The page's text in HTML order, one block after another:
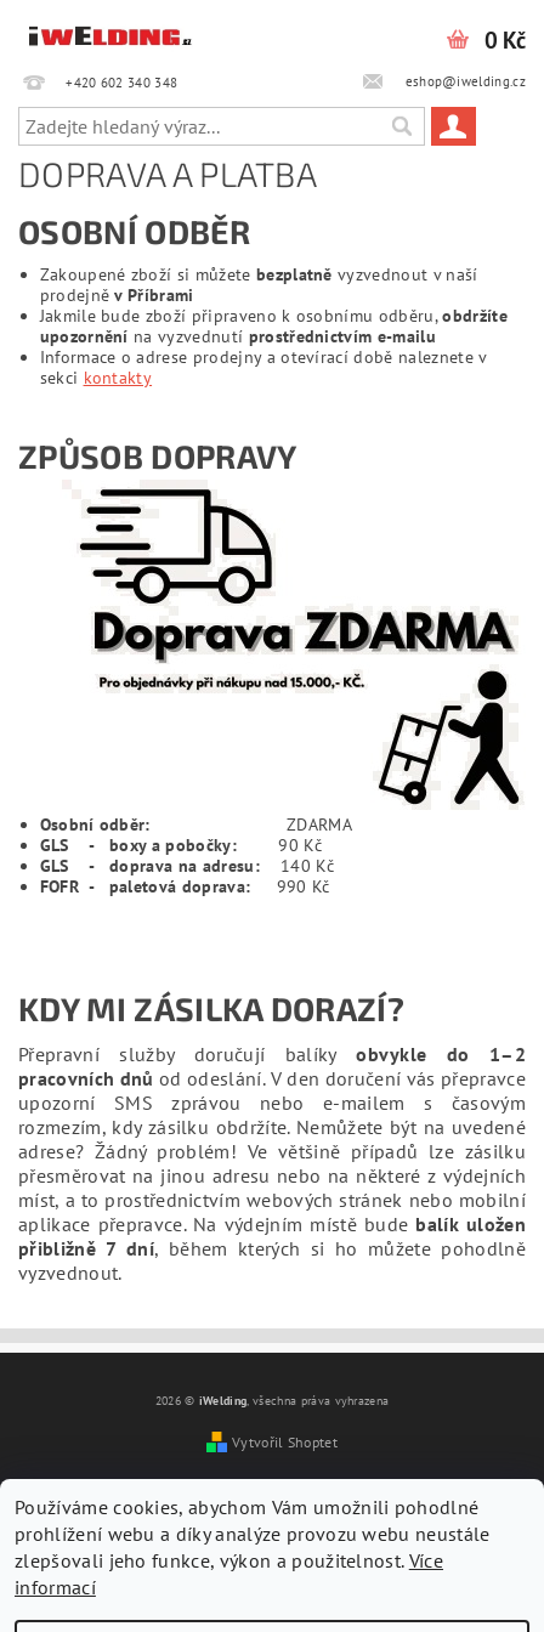
+420 602 340 348‎‎ eshop@iwelding.cz
0 Kč
DOPRAVA A PLATBA
OSOBNÍ ODBĚR
Zakoupené zboží si můžete bezplatně vyzvednout v naší
prodejněv Příbrami
Jakmile bude zboží připraveno k osobnímu odběru,obdržíte
upozornění na vyzvednutí prostřednictvím e-mailu
Informace o adrese prodejny a otevírací době naleznete v
sekci kontakty
ZPŮSOB DOPRAVY
Osobní odběr:ZDARMA
GLS - boxy a pobočky:
90 Kč
GLS - doprava na adresu:
140 Kč
FOFR - paletová doprava: 990 Kč
KDY MI ZÁSILKA DORAZÍ?
Přepravní služby doručují balíkyobvykle do 1–2
pracovních dnů od odeslání. V den doručení vás přepravce
upozorní SMS zprávou nebo e-mailem s časovým
rozmezím, kdy zásilku obdržíte. Nemůžete být na uvedené
adrese? Žádný problém! Ve většině případů lze zásilku
přesměrovat na jinou adresu nebo na některé z výdejních
míst, a to prostřednictvím webových stránek nebo mobilní
aplikace přepravce. Na výdejním místě bude balík uložen
přibližně 7 dní, během kterých si ho můžete pohodlně
vyzvednout.
2026 © iWelding, všechna práva vyhrazena
Vytvořil Shoptet
Používáme cookies, abychom Vám umožnili pohodlné
prohlížení webu a díky analýze provozu webu neustále
zlepšovali jeho funkce, výkon a použitelnost. Více
informací